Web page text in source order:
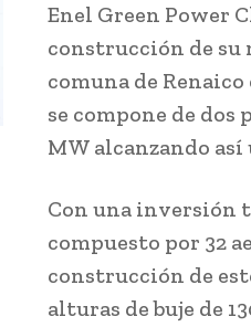
Enel Green Power
construcción de su
comuna de
se compone de dos
MW alcanzando
Con una inversión
compuesto por 32
construcción de
alturas de buje de